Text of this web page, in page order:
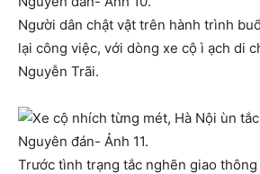
Người dân chật vật trên hành trình
lại công việc, với dòng xe cộ ì ạch di
Nguyễn Trãi.
Trước tình trạng tắc nghẽn giao